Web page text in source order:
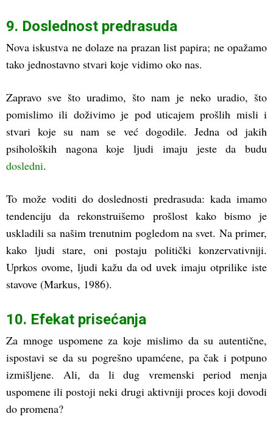
9. Doslednost predrasuda
Nova iskustva ne dolaze na prazan list papira; ne opažamo
tako jednostavno stvari koje vidimo oko nas.
Zapravo sve što uradimo, što nam je neko uradio, što
pomislimo ili doživimo je pod uticajem prošlih misli i
stvari koje su nam se već dogodile. Jedna od jakih
psiholoških nagona koje ljudi imaju jeste da budu
dosledni.
To može voditi do doslednosti predrasuda: kada imamo
tendenciju da rekonstruišemo prošlost kako bismo je
uskladili sa našim trenutnim pogledom na svet. Na primer,
kako ljudi stare, oni postaju politički konzervativniji.
Uprkos ovome, ljudi kažu da od uvek imaju otprilike iste
stavove (Markus, 1986).
10. Efekat prisećanja
Za mnoge uspomene za koje mislimo da su autentične,
ispostavi se da su pogrešno upamćene, pa čak i potpuno
izmišljene. Ali, da li dug vremenski period menja
uspomene ili postoji neki drugi aktivniji proces koji dovodi
do promena?